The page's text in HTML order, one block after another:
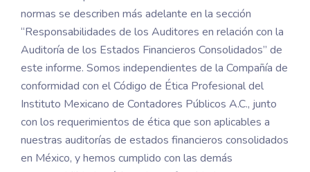
normas se describen más adelante en la sección
“Responsabilidades de los Auditores en relación con la
Auditoría de los Estados Financieros Consolidados” de
este informe. Somos independientes de la Compañía de
conformidad con el Código de Ética Profesional del
Instituto Mexicano de Contadores Públicos A.C., junto
con los requerimientos de ética que son aplicables a
nuestras auditorías de estados financieros consolidados
en México, y hemos cumplido con las demás